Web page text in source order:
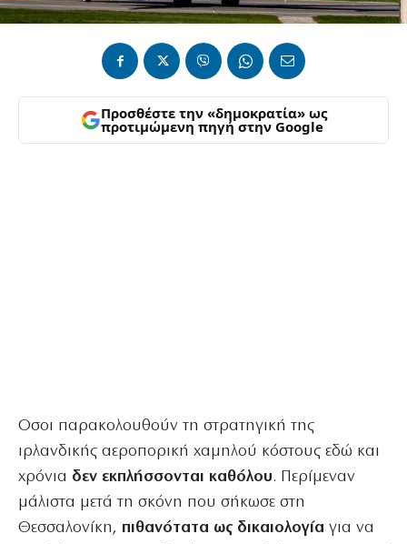
Προσθέστε την «δημοκρατία» ως
προτιμώμενη πηγή στην Google
Οσοι παρακολουθούν τη στρατηγική της
ιρλανδικής αεροπορική χαμηλού κόστους εδώ και
χρόνια δεν εκπλήσσονται καθόλου. Περίμεναν
μάλιστα μετά τη σκόνη που σήκωσε στη
Θεσσαλονίκη, πιθανότατα ως δικαιολογία για να